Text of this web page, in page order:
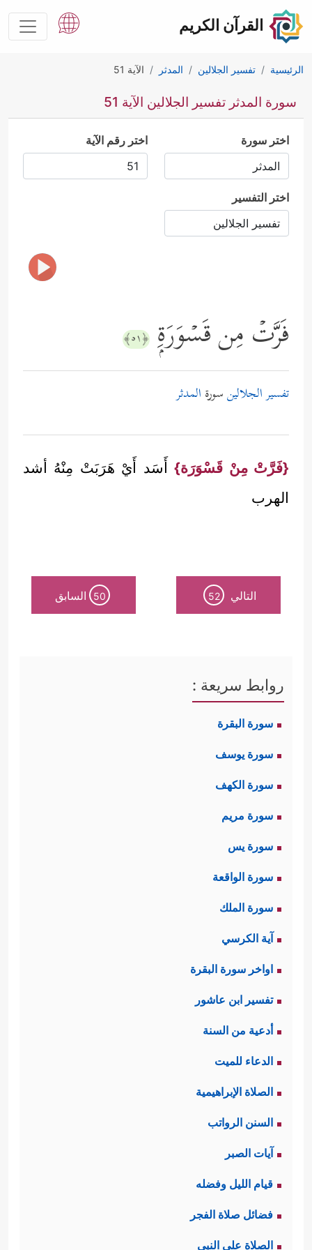
القرآن الكريم
الرئيسية تفسير الجلالين المدثر الآية 51
سورة المدثر تفسير الجلالين الآية 51
اختر سورة اختر رقم الآية
اختر التفسير
فَرَّتۡ مِن قَسۡوَرَةِۭ ﴿٥١﴾
تفسير الجلالينسورة المدثر
{فَرَّتْ مِنْ قَسْوَرَة}أَسَد أَيْ هَرَبَتْ مِنْهُ أشد
الهرب
التالي 52
50 السابق
روابط سريعة :
سورة البقرة
سورة يوسف
سورة الكهف
سورة مريم
سورة يس
سورة الواقعة
سورة الملك
آية الكرسي
اواخر سورة البقرة
تفسير ابن عاشور
أدعية من السنة
الدعاء للميت
الصلاة الإبراهيمية
السنن الرواتب
آيات الصبر
قيام الليل وفضله
فضائل صلاة الفجر
الصلاة على النبي